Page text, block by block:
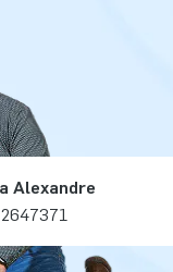
Alexandre